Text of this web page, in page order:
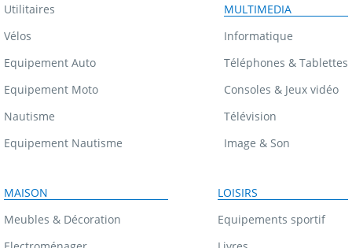
Utilitaires
Vélos
Equipement Auto
Equipement Moto
Nautisme
Equipement Nautisme
MULTIMEDIA
Informatique
Téléphones & Tablettes
Consoles & Jeux vidéo
Télévision
Image & Son
MAISON
Meubles & Décoration
LOISIRS
Equipements sportif